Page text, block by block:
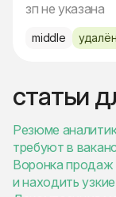
зп не указана
middle
статьи
Резюме
требуют в
Воронка продаж
и находить